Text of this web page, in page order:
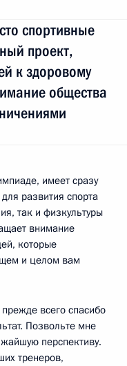
спортивные
проект,
к здоровому
общества
имеет сразу
развития спорта
так и физкультуры
внимание
которые
и целом вам
всего спасибо
Позвольте мне
перспективу.
тренеров,